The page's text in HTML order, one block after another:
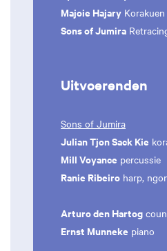
Majoie Hajary
Sons of Jumira
Uitvoerenden
Sons of Jumira
Julian Tjon Sack Kie
Mill Voyance percussie
Ranie Ribeiro harp,
Arturo den Hartog
Ernst Munneke piano